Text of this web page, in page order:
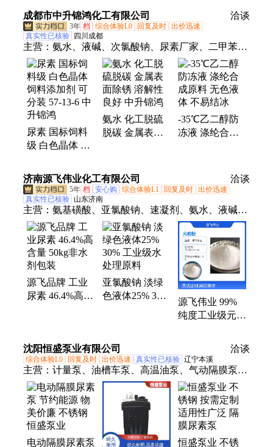
纺织染料
成都市中升锦鸿化工有限公司 洽谈
3年 档 综合体验L0 回复及时 出价迅速
真实性已核验
四川成都
主营： 氨水、液碱、次氯酸钠、尿素厂家、二甲苯、
酒精、三氯乙烯、二氯甲烷、二甲基甲酰胺dmf、乙
二醇丁醚、甲缩醛、正丁醇、无水乙醇、精甲醇、
6#120#溶剂油、碳酸二甲酯、95.无水乙醇、醋酸钠、
片碱、乙二醇单丁醚、防冻液、醋酸乙酯、石油醚、
氯化亚砜、甲醇、硫酸铵
尿素 国标饲料
级 白色晶体 饲
装 57-13-6 中升
锦鸿
氨水 化工脱硫
脱碳 金属表面
-35℃乙二醇防
冻液 涤纶合成
济南源飞伟业化工有限公司
洽谈
5年 档 安心购 综合体验L1 回复及时 出价迅速
真实性已核验 山东济南
主营： 氨基磺酸、亚氯酸钠、速凝剂、氨水、液碱、
脱硝剂、乙醇、次氯酸钠、无水乙醇、草酸、漂白
粉、漂粉精、碳酸氢铵、亚硫酸氢钠、二甲基亚砜、
二甲基甲酰胺、硼酸、大苏打、冰醋酸、柠檬酸
源飞品牌 工业
尿素 46.4%高含
亚氯酸钠 淡绿
色液体25% 30%
源飞伟业 99%
纯度工业级元明
沈阳恒盛泵业有限公司 洽谈
综合体验L0 回复及时 出价迅速 真实性已核验 辽宁本溪
主营： 计量泵、油槽车泵、高温油泵、气动隔膜泵、
计量隔膜泵、罗茨真空泵
电动隔膜尿素泵 恒盛泵业 不锈